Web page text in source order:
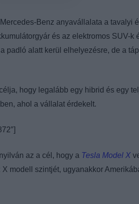
Benz anyavállalata a tavalyi
és az elektromos SUV-
padló alatt kerül elhelyezésre, de a
hogy legalább egy hibrid és egy
ahol a vállalat érdekelt.
az a cél, hogy a Tesla Model X
X modell szintjét, ugyanakkor